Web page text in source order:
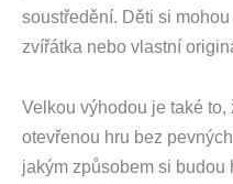
soustředění. Děti si
zvířátka nebo vlastní
Velkou výhodou je také
otevřenou hru bez
jakým způsobem si budou